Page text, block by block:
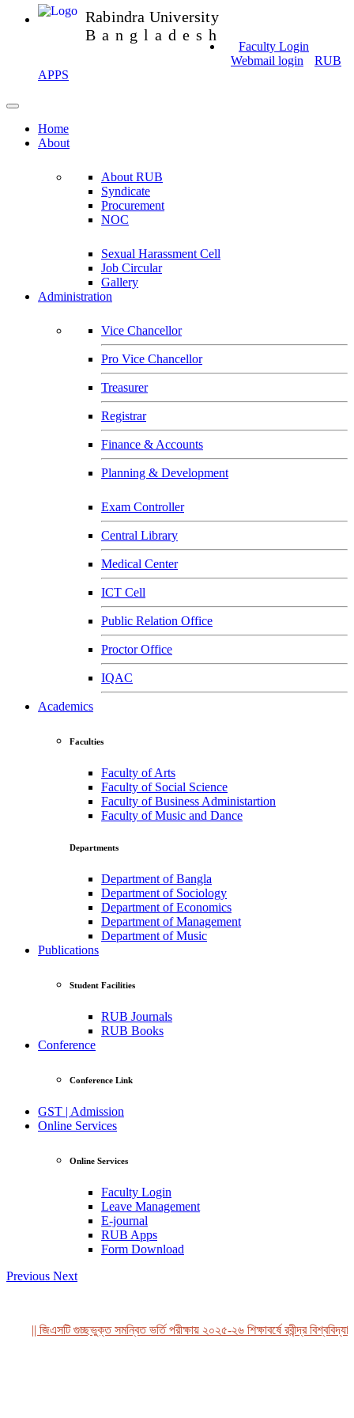
Rabindra University
Bangladesh
Faculty Login
Webmail login
RUB
APPS
Home
About
About RUB
Syndicate
Procurement
NOC
Sexual Harassment Cell
Job Circular
Gallery
Administration
Vice Chancellor
Pro Vice Chancellor
Treasurer
Registrar
Finance & Accounts
Planning & Development
Exam Controller
Central Library
Medical Center
ICT Cell
Public Relation Office
Proctor Office
IQAC
Academics
Faculties
Faculty of Arts
Faculty of Social Science
Faculty of Business Administartion
Faculty of Music and Dance
Departments
Department of Bangla
Department of Sociology
Department of Economics
Department of Management
Department of Music
Publications
Student Facilities
RUB Journals
RUB Books
Conference
Conference Link
GST | Admission
Online Services
Online Services
Faculty Login
Leave Management
E-journal
RUB Apps
Form Download
Previous Next
|| জিএসটি গুচ্ছভুক্ত সমন্বিত ভর্তি পরীক্ষায় ২০২৫-২৬ শিক্ষাবর্ষে রবীন্দ্র